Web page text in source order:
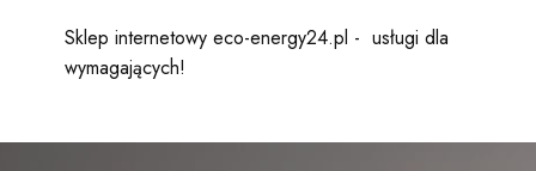
Sklep internetowy eco-energy24.pl - usługi dla
wymagających!